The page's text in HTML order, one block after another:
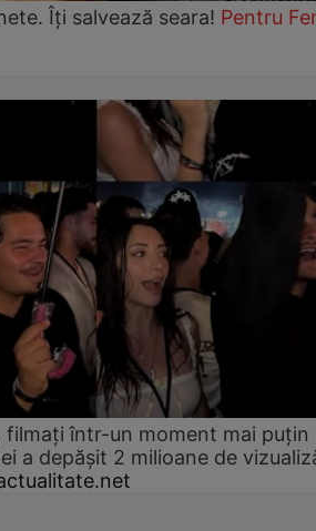
Îți salvează seara! Pentru
filmați într-un moment mai puțin
a depășit 2 milioane de